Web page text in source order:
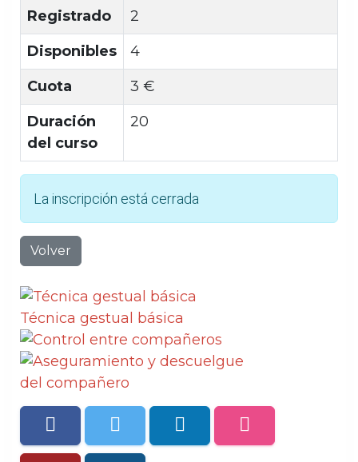
Registrado
2
Disponibles
4
Cuota
3 €
Duración
del curso
20
La inscripción está cerrada
Volver